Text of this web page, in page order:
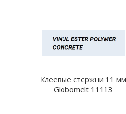
Клеевые стержни 11 мм
Globomelt 11113